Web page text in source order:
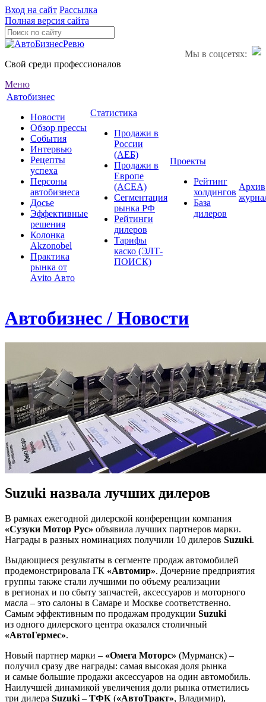
Вход на сайт Рассылка
Полная версия сайта
Мы в соцсетях:
Свой среди профессионалов
Меню
Автобизнес
Новости
Обзор прессы
События
Интервью
Рецепты
успеха
Персоны
автобизнеса
Досье
Эффективные
решения
Колонка
Akzonobel
Практика
рынка от
Аvito Авто
Статистика
Продажи в
России
(АЕБ)
Продажи в
Европе
(ACEA)
Сегментация
рынка РФ
Рейтинги
дилеров
Тарифы
каско (ЭЛТ-
ПОИСК)
Проекты
Рейтинг
холдингов
База
дилеров
Архив
Автобизнес / Новости
Suzuki назвала лучших дилеров
В рамках ежегодной дилерской конференции компания
«Сузуки Мотор Рус» объявила лучших партнеров марки.
Награды в разных номинациях получили 10 дилеров Suzuki.
Выдающиеся результаты в сегменте продаж автомобилей
продемонстрировала ГК «Автомир». Дочерние предприятия
группы также стали лучшими по объему реализации
в регионах и по сбыту запчастей, аксессуаров и моторного
масла – это салоны в Самаре и Москве соответственно.
Самым эффективным по продажам продукции Suzuki
из одного дилерского центра оказался столичный
«АвтоГермес».
Новый партнер марки – «Омега Моторс» (Мурманск) –
получил сразу две награды: самая высокая доля рынка
и самые большие продажи аксессуаров на один автомобиль.
Наилучшей динамикой увеличения доли рынка отметились
три дилера Suzuki – ТФК («АвтоТракт», Владимир),